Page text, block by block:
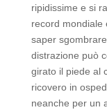
ripidissime e si
record mondiale
saper
distrazione può
girato il piede al
ricovero in
neanche per un